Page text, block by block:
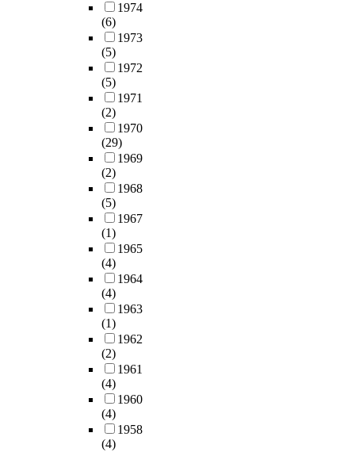
1974
(6)
1973
(5)
1972
(5)
1971
(2)
1970
(29)
1969
(2)
1968
(5)
1967
(1)
1965
(4)
1964
(4)
1963
(1)
1962
(2)
1961
(4)
1960
(4)
1958
(4)